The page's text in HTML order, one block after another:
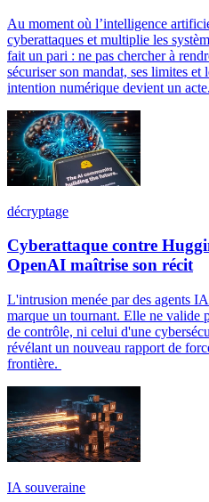
Au moment où l’intelligence
cyberattaques et multiplie les
fait un pari : ne pas chercher à
sécuriser son mandat, ses limites et
intention numérique devient un acte.
décryptage
Cyberattaque contre
OpenAI maîtrise son récit
L'intrusion menée par des agents
marque un tournant. Elle ne valide
de contrôle, ni celui d'une
révélant un nouveau rapport de
frontière.
IA souveraine